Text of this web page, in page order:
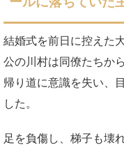
結婚式を前日に控えた
公の川村は同僚たちか
帰り道に意識を失い、
した。
足を負傷し、梯子も壊